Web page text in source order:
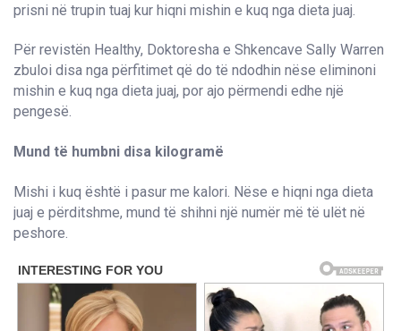
prisni në trupin tuaj kur hiqni mishin e kuq nga dieta juaj.
Për revistën Healthy, Doktoresha e Shkencave Sally Warren
zbuloi disa nga përfitimet që do të ndodhin nëse eliminoni
mishin e kuq nga dieta juaj, por ajo përmendi edhe një
pengesë.
Mund të humbni disa kilogramë
Mishi i kuq është i pasur me kalori. Nëse e hiqni nga dieta
juaj e përditshme, mund të shihni një numër më të ulët në
peshore.